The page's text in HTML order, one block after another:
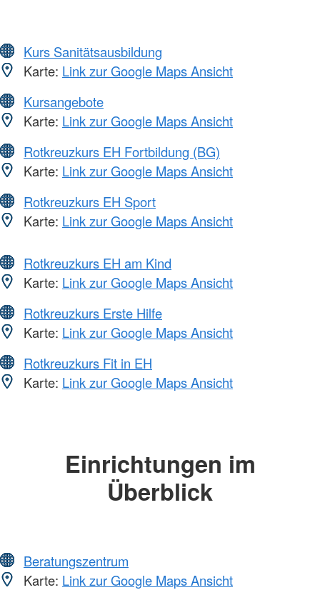
Kurs Sanitätsausbildung
Karte: Link zur Google Maps Ansicht
Kursangebote
Karte: Link zur Google Maps Ansicht
Rotkreuzkurs EH Fortbildung (BG)
Karte: Link zur Google Maps Ansicht
Rotkreuzkurs EH Sport
Karte: Link zur Google Maps Ansicht
Rotkreuzkurs EH am Kind
Karte: Link zur Google Maps Ansicht
Rotkreuzkurs Erste Hilfe
Karte: Link zur Google Maps Ansicht
Rotkreuzkurs Fit in EH
Karte: Link zur Google Maps Ansicht
Einrichtungen im
Überblick
Beratungszentrum
Karte: Link zur Google Maps Ansicht